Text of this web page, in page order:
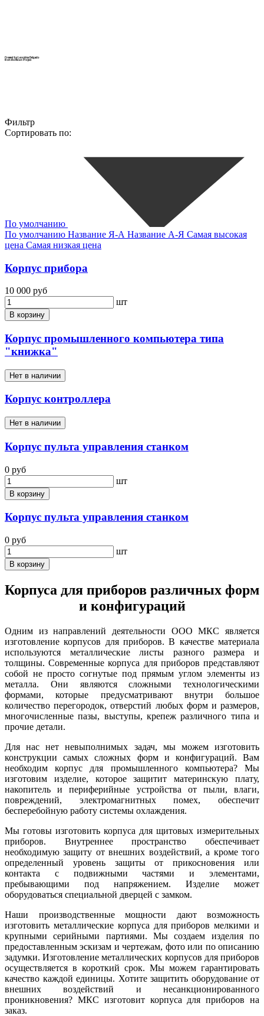
Created by Leonides Delgado
from the Noun Project
Фильтр
Сортировать по:
По умолчанию
По умолчанию Название Я-А Название А-Я Самая высокая
цена Самая низкая цена
Корпус прибора
10 000 руб
шт
В корзину
Корпус промышленного компьютера типа
"книжка"
Нет в наличии
Корпус контроллера
Нет в наличии
Корпус пульта управления станком
0 руб
шт
В корзину
Корпус пульта управления станком
0 руб
шт
В корзину
Корпуса для приборов различных форм
и конфигураций
Одним из направлений деятельности ООО МКС является
изготовление корпусов для приборов. В качестве материала
используются металлические листы разного размера и
толщины. Современные корпуса для приборов представляют
собой не просто согнутые под прямым углом элементы из
металла. Они являются сложными технологическими
формами, которые предусматривают внутри большое
количество перегородок, отверстий любых форм и размеров,
многочисленные пазы, выступы, крепеж различного типа и
прочие детали.
Для нас нет невыполнимых задач, мы можем изготовить
конструкции самых сложных форм и конфигураций. Вам
необходим корпус для промышленного компьютера? Мы
изготовим изделие, которое защитит материнскую плату,
накопитель и периферийные устройства от пыли, влаги,
повреждений, электромагнитных помех, обеспечит
бесперебойную работу системы охлаждения.
Мы готовы изготовить корпуса для щитовых измерительных
приборов. Внутреннее пространство обеспечивает
необходимую защиту от внешних воздействий, а кроме того
определенный уровень защиты от прикосновения или
контакта с подвижными частями и элементами,
пребывающими под напряжением. Изделие может
оборудоваться специальной дверцей с замком.
Наши производственные мощности дают возможность
изготовить металлические корпуса для приборов мелкими и
крупными серийными партиями. Мы создаем изделия по
предоставленным эскизам и чертежам, фото или по описанию
задумки. Изготовление металлических корпусов для приборов
осуществляется в короткий срок. Мы можем гарантировать
качество каждой единицы. Хотите защитить оборудование от
внешних воздействий и несанкционированного
проникновения? МКС изготовит корпуса для приборов на
заказ.